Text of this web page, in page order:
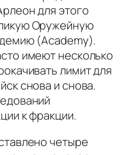
для этого
Оружейную
(Academy).
имеют несколько
лимит для
снова и снова.
к фракции.
четыре